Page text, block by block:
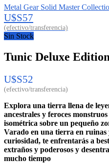
Metal Gear Solid Master
U$S57
Sin Stock
Tunic Deluxe
U$S52
Explora una tierra llena de
ancestrales y feroces
isométrica sobre un pequeño
Varado en una tierra en
curiosidad, te enfrentarás a
extraños y poderosos y
mucho tiempo